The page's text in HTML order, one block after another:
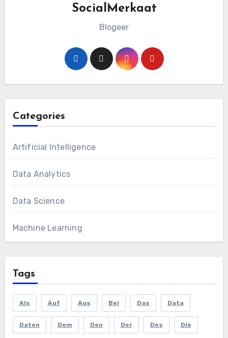
SocialMerkaat
Blogeer
Categories
Artificial Intelligence
Data Analytics
Data Science
Machine Learning
Tags
Als Auf Aus Bei Das Data
Daten Dem Den Der Des Die